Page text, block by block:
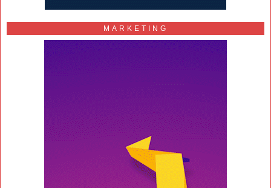
MARKETING